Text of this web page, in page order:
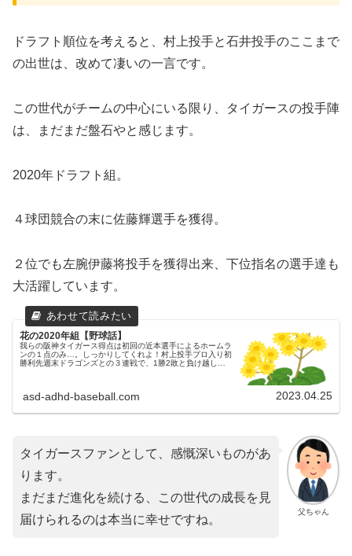
ドラフト順位を考えると、村上投手と石井投手のここまで
の出世は、改めて凄いの一言です。
この世代がチームの中心にいる限り、タイガースの投手陣
は、まだまだ盤石やと感じます。
2020年ドラフト組。
４球団競合の末に佐藤輝選手を獲得。
２位でも左腕伊藤将投手を獲得出来、下位指名の選手達も
大活躍しています。
花の2020年組【野球話】
我らの阪神タイガース得点は初回の近本選手によるホームラ
ンの１点のみ…。しっかりしてくれよ！村上投手プロ入り初
勝利先週末ドラゴンズとの３連戦で、1勝2敗と負け越した
asd-adhd-baseball.com 2023.04.25
父ちゃん
タイガースファンとして、感慨深いものがあ
ります。
まだまだ進化を続ける、この世代の成長を見
届けられるのは本当に幸せですね。